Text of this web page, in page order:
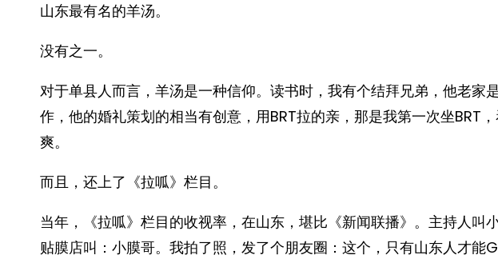
山东最有名的羊汤。
没有之一。
对于单县人而言，羊汤是一种信仰。读书时，我有个结拜兄弟，他老家
作，他的婚礼策划的相当有创意，用BRT拉的亲，那是我第一次坐BRT
爽。
而且，还上了《拉呱》栏目。
当年，《拉呱》栏目的收视率，在山东，堪比《新闻联播》。主持人叫
贴膜店叫：小膜哥。我拍了照，发了个朋友圈：这个，只有山东人才能